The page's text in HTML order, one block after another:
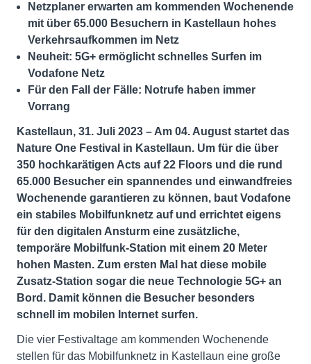
Netzplaner erwarten am kommenden Wochenende
mit über 65.000 Besuchern in Kastellaun hohes
Verkehrsaufkommen im Netz
Neuheit: 5G+ ermöglicht schnelles Surfen im
Vodafone Netz
Für den Fall der Fälle: Notrufe haben immer
Vorrang
Kastellaun, 31. Juli 2023 – Am 04. August startet das
Nature One Festival in Kastellaun. Um für die über
350 hochkarätigen Acts auf 22 Floors und die rund
65.000 Besucher ein spannendes und einwandfreies
Wochenende garantieren zu können, baut Vodafone
ein stabiles Mobilfunknetz auf und errichtet eigens
für den digitalen Ansturm eine zusätzliche,
temporäre Mobilfunk-Station mit einem 20 Meter
hohen Masten. Zum ersten Mal hat diese mobile
Zusatz-Station sogar die neue Technologie 5G+ an
Bord. Damit können die Besucher besonders
schnell im mobilen Internet surfen.
Die vier Festivaltage am kommenden Wochenende
stellen für das Mobilfunknetz in Kastellaun eine große